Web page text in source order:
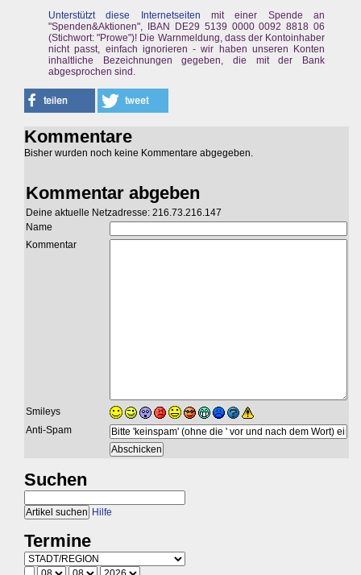
Unterstützt diese Internetseiten mit einer Spende an
"Spenden&Aktionen", IBAN DE29 5139 0000 0092 8818 06
(Stichwort: "Prowe")! Die Warnmeldung, dass der Kontoinhaber
nicht passt, einfach ignorieren - wir haben unseren Konten
inhaltliche Bezeichnungen gegeben, die mit der Bank
abgesprochen sind.
Kommentare
Bisher wurden noch keine Kommentare abgegeben.
Kommentar abgeben
Deine aktuelle Netzadresse: 216.73.216.147
Name
Kommentar
Smileys
Anti-Spam
Suchen
Hilfe
Termine